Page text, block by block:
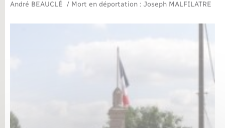
André BEAUCLÉ / Mort en déportation : Joseph MALFILATRE